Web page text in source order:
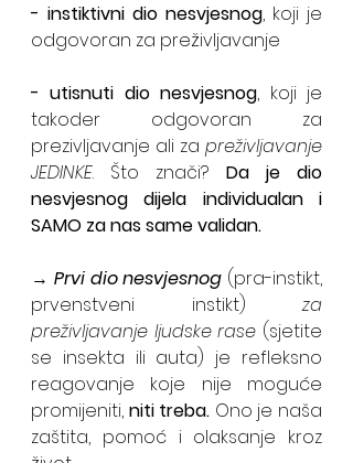
- instiktivni dio nesvjesnog, koji je
odgovoran za preživljavanje
- utisnuti dio nesvjesnog, koji je
takoder odgovoran za
prezivljavanje ali za preživljavanje
JEDINKE. Što znači? Da je dio
nesvjesnog dijela individualan i
SAMO za nas same validan.
→ Prvi dio nesvjesnog (pra-instikt,
prvenstveni instikt) za
preživljavanje ljudske rase (sjetite
se insekta ili auta) je refleksno
reagovanje koje nije moguće
promijeniti, niti treba. Ono je naša
zaštita, pomoć i olaksanje kroz